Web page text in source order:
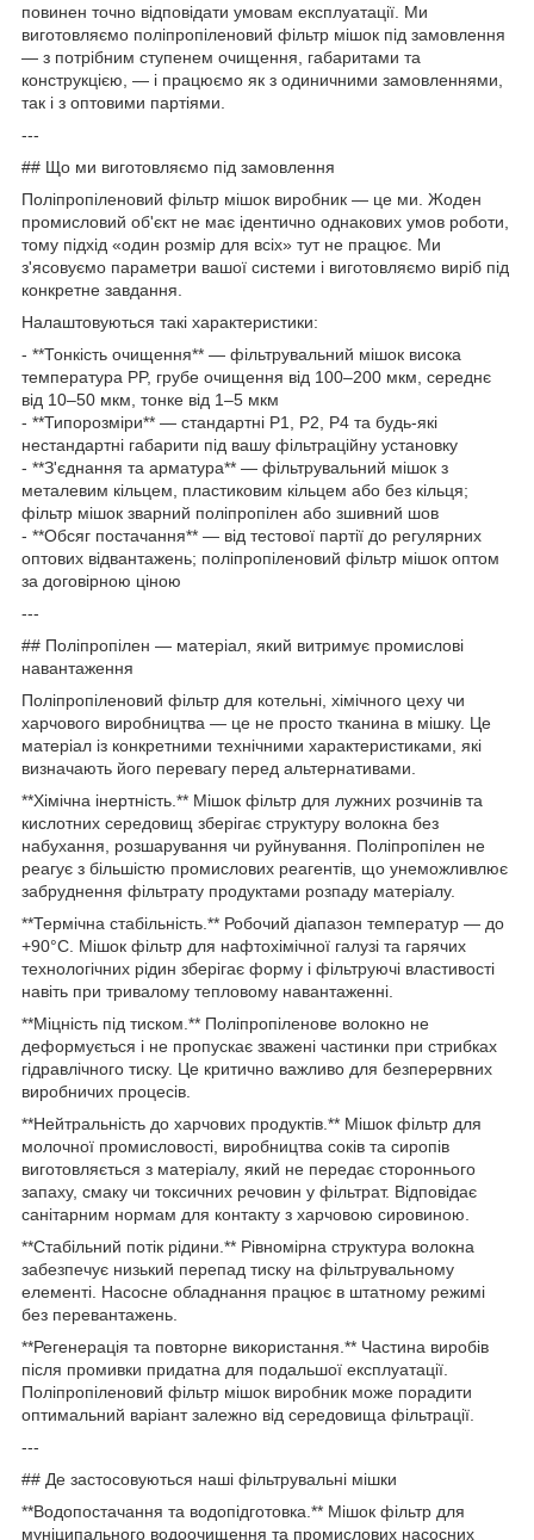
повинен точно відповідати умовам експлуатації. Ми
виготовляємо поліпропіленовий фільтр мішок під замовлення
— з потрібним ступенем очищення, габаритами та
конструкцією, — і працюємо як з одиничними замовленнями,
так і з оптовими партіями.
---
## Що ми виготовляємо під замовлення
Поліпропіленовий фільтр мішок виробник — це ми. Жоден
промисловий об'єкт не має ідентично однакових умов роботи,
тому підхід «один розмір для всіх» тут не працює. Ми
з'ясовуємо параметри вашої системи і виготовляємо виріб під
конкретне завдання.
Налаштовуються такі характеристики:
- **Тонкість очищення** — фільтрувальний мішок висока
температура PP, грубе очищення від 100–200 мкм, середнє
від 10–50 мкм, тонке від 1–5 мкм
- **Типорозміри** — стандартні P1, P2, P4 та будь-які
нестандартні габарити під вашу фільтраційну установку
- **З'єднання та арматура** — фільтрувальний мішок з
металевим кільцем, пластиковим кільцем або без кільця;
фільтр мішок зварний поліпропілен або зшивний шов
- **Обсяг постачання** — від тестової партії до регулярних
оптових відвантажень; поліпропіленовий фільтр мішок оптом
за договірною ціною
---
## Поліпропілен — матеріал, який витримує промислові
навантаження
Поліпропіленовий фільтр для котельні, хімічного цеху чи
харчового виробництва — це не просто тканина в мішку. Це
матеріал із конкретними технічними характеристиками, які
визначають його перевагу перед альтернативами.
**Хімічна інертність.** Мішок фільтр для лужних розчинів та
кислотних середовищ зберігає структуру волокна без
набухання, розшарування чи руйнування. Поліпропілен не
реагує з більшістю промислових реагентів, що унеможливлює
забруднення фільтрату продуктами розпаду матеріалу.
**Термічна стабільність.** Робочий діапазон температур — до
+90°C. Мішок фільтр для нафтохімічної галузі та гарячих
технологічних рідин зберігає форму і фільтруючі властивості
навіть при тривалому тепловому навантаженні.
**Міцність під тиском.** Поліпропіленове волокно не
деформується і не пропускає зважені частинки при стрибках
гідравлічного тиску. Це критично важливо для безперервних
виробничих процесів.
**Нейтральність до харчових продуктів.** Мішок фільтр для
молочної промисловості, виробництва соків та сиропів
виготовляється з матеріалу, який не передає стороннього
запаху, смаку чи токсичних речовин у фільтрат. Відповідає
санітарним нормам для контакту з харчовою сировиною.
**Стабільний потік рідини.** Рівномірна структура волокна
забезпечує низький перепад тиску на фільтрувальному
елементі. Насосне обладнання працює в штатному режимі
без перевантажень.
**Регенерація та повторне використання.** Частина виробів
після промивки придатна для подальшої експлуатації.
Поліпропіленовий фільтр мішок виробник може порадити
оптимальний варіант залежно від середовища фільтрації.
---
## Де застосовуються наші фільтрувальні мішки
**Водопостачання та водопідготовка.** Мішок фільтр для
муніципального водоочищення та промислових насосних